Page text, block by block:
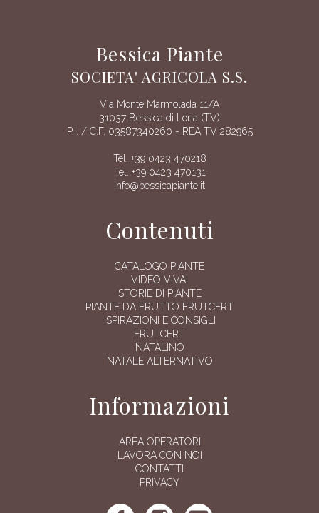
Bessica Piante
SOCIETA' AGRICOLA S.S.
Via Monte Marmolada 11/A
31037 Bessica di Loria (TV)
P.I. / C.F. 03587340260 - REA TV 282965
Tel. +39 0423 470218
Tel. +39 0423 470131
info@bessicapiante.it
Contenuti
CATALOGO PIANTE
VIDEO VIVAI
STORIE DI PIANTE
PIANTE DA FRUTTO FRUTCERT
ISPIRAZIONI E CONSIGLI
FRUTCERT
NATALINO
NATALE ALTERNATIVO
Informazioni
AREA OPERATORI
LAVORA CON NOI
CONTATTI
PRIVACY